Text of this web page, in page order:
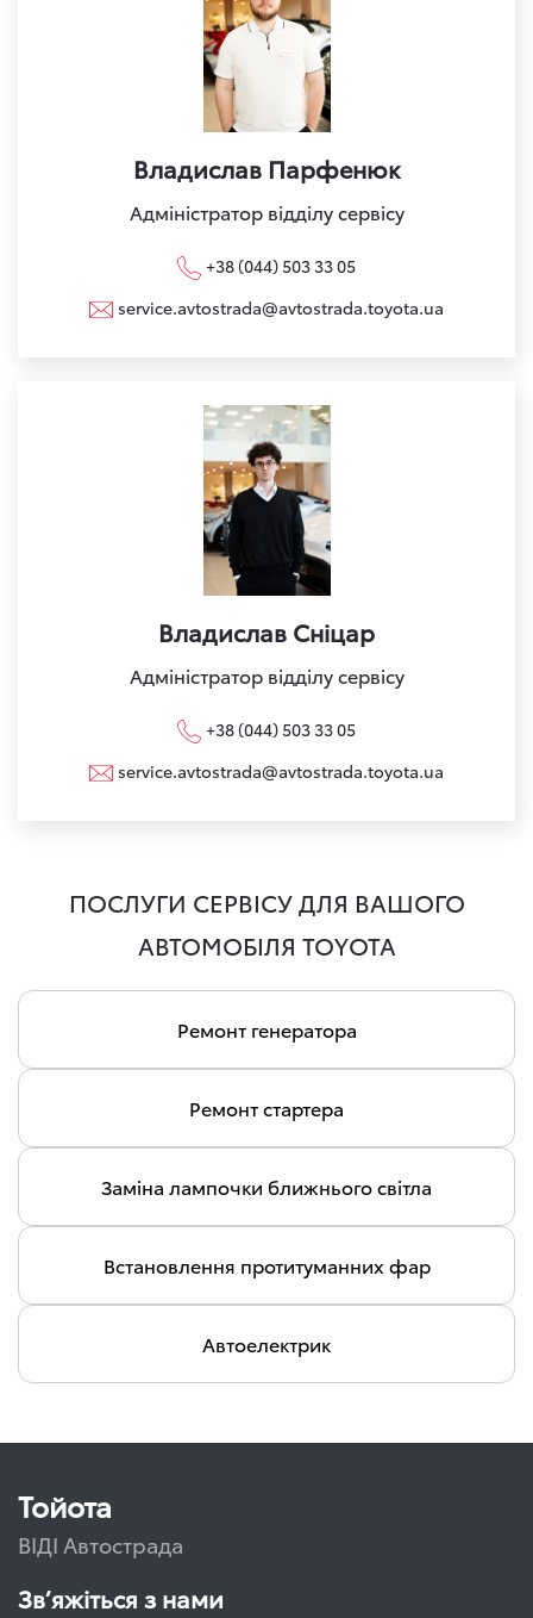
Владислав Парфенюк
Адміністратор відділу сервісу
+38 (044) 503 33 05
service.avtostrada@avtostrada.toyota.ua
Владислав Сніцар
Адміністратор відділу сервісу
+38 (044) 503 33 05
service.avtostrada@avtostrada.toyota.ua
ПОСЛУГИ СЕРВІСУ ДЛЯ ВАШОГО
АВТОМОБІЛЯ TOYOTA
Ремонт генератора
Ремонт стартера
Заміна лампочки ближнього світла
Встановлення протитуманних фар
Автоелектрик
Тойота
ВІДІ Автострада
Зв’яжіться з нами